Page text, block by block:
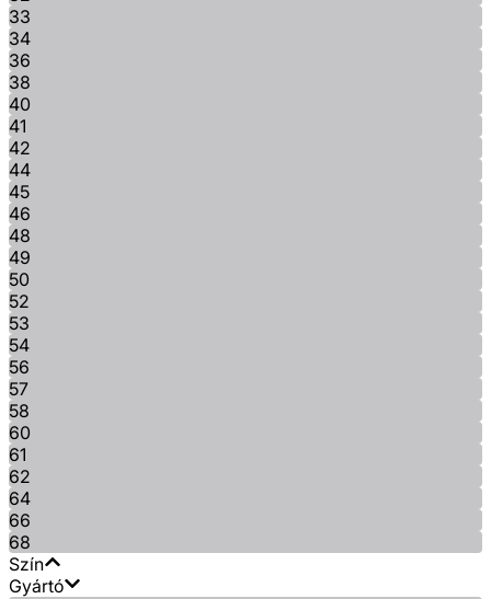
33
34
36
38
40
41
42
44
45
46
48
49
50
52
53
54
56
57
58
60
61
62
64
66
68
Szín
Gyártó